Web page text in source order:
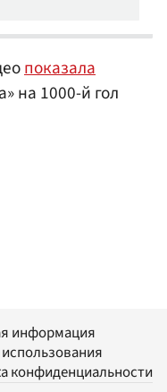
показала
на 1000-й гол
информация
конфиденциальности